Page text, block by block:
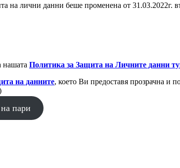
лични данни беше променена от 31.03.2022г.
нашата Политика за Защита на Личните данни
на данните, което Ви предоставя прозрачна и
пари